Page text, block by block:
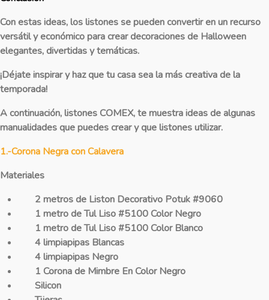
Con estas ideas, los listones se pueden convertir en un recurso
versátil y económico para crear decoraciones de Halloween
elegantes, divertidas y temáticas.
¡Déjate inspirar y haz que tu casa sea la más creativa de la
temporada!
A continuación, listones COMEX, te muestra ideas de algunas
manualidades que puedes crear y que listones utilizar.
1.-Corona Negra con Calavera
Materiales
2 metros de Liston Decorativo Potuk #9060
1 metro de Tul Liso #5100 Color Negro
1 metro de Tul Liso #5100 Color Blanco
4 limpiapipas Blancas
4 limpiapipas Negro
1 Corona de Mimbre En Color Negro
Silicon